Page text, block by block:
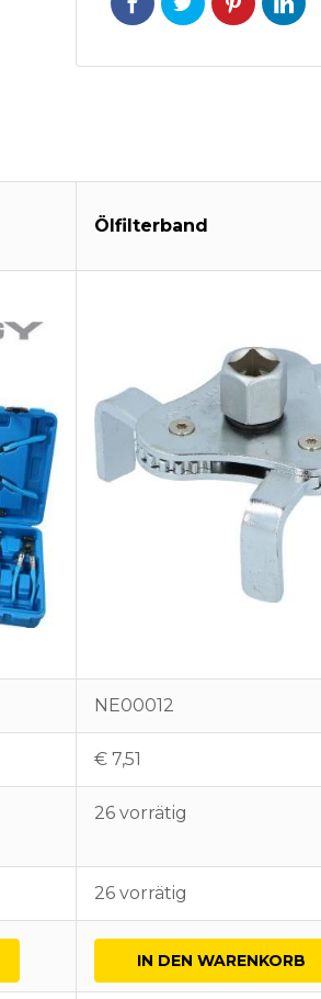
Ölfilterband
NE00012
€ 7,51
26 vorrätig
26 vorrätig
IN DEN WARENKORB